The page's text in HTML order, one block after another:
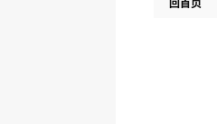
回首页